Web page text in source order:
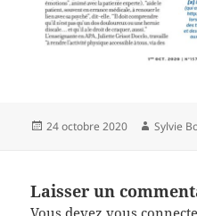
Publié
24 octobre 2020 Auteur
Sylvie
Laisser un